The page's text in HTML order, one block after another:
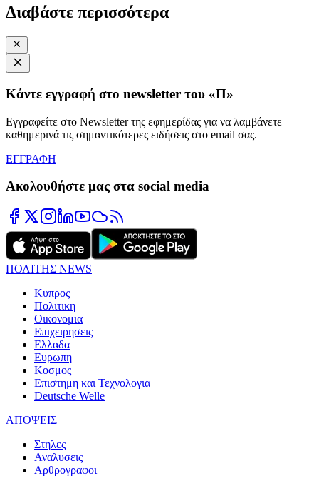
Διαβάστε περισσότερα
Κάντε εγγραφή στο newsletter του «Π»
Εγγραφείτε στο Newsletter της εφημερίδας για να λαμβάνετε
καθημερινά τις σημαντικότερες ειδήσεις στο email σας.
ΕΓΓΡΑΦΗ
Ακολουθήστε μας στα social media
ΠΟΛΙΤΗΣ NEWS
Κυπρος
Πολιτικη
Οικονομια
Επιχειρησεις
Ελλαδα
Ευρωπη
Κοσμος
Επιστημη και Τεχνολογια
Deutsche Welle
ΑΠΟΨΕΙΣ
Στηλες
Αναλυσεις
Αρθρογραφοι